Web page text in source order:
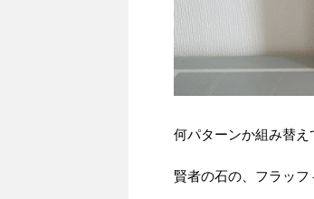
何パターンか組み替え
賢者の石の、フラッフ